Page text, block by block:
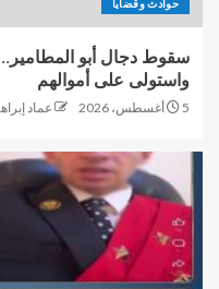
حوادث وقضايا
سقوط دجال أبو المطامير..
واستولى على أموالهم
5 أغسطس، 2026 عماد